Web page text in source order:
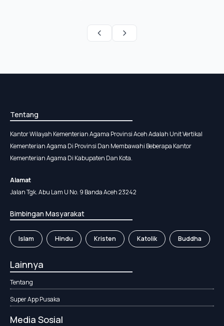
Tentang
Kantor Wilayah Kementerian Agama Provinsi Aceh Adalah Unit Vertikal
Kementerian Agama Di Provinsi Dan Membawahi Beberapa Kantor
Kementerian Agama Di Kabupaten Dan Kota.
Alamat
Jalan Tgk. Abu Lam U No. 9 Banda Aceh 23242
Bimbingan Masyarakat
Islam Hindu Kristen Katolik Buddha
Lainnya
Tentang
Super App Pusaka
Media Sosial